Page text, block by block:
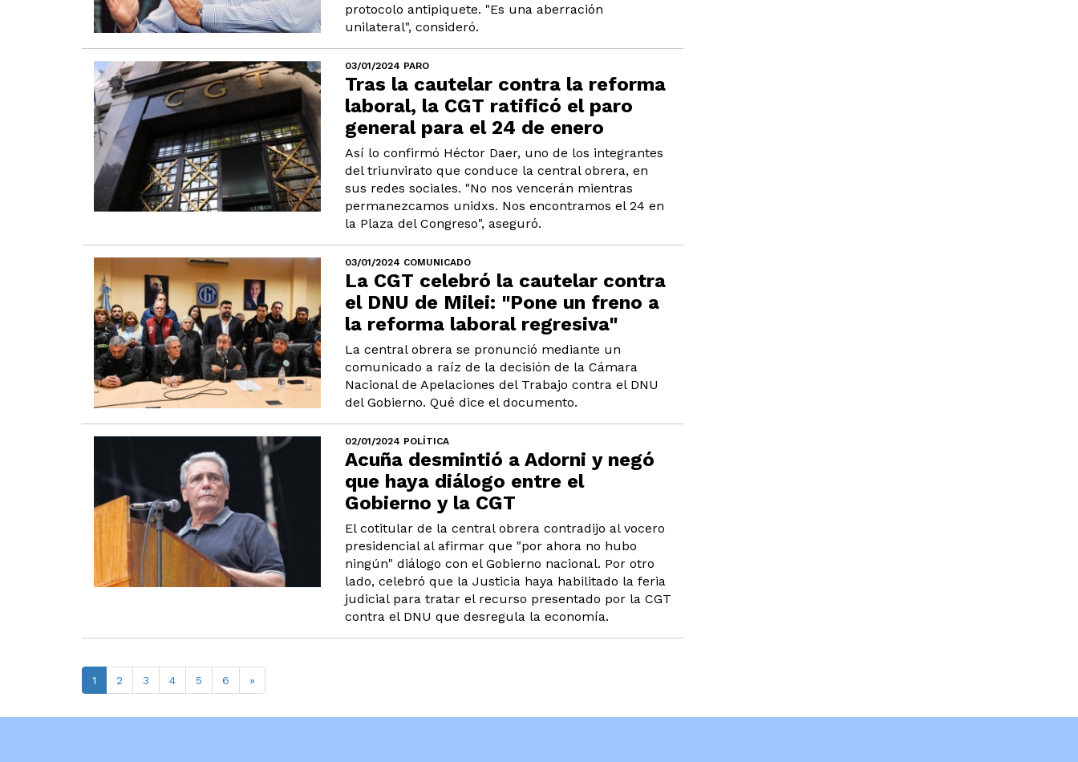
protocolo antipiquete. "Es una aberración
unilateral", consideró.
03/01/2024 PARO
Tras la cautelar contra la reforma
laboral, la CGT ratificó el paro
general para el 24 de enero
Así lo confirmó Héctor Daer, uno de los integrantes
del triunvirato que conduce la central obrera, en
sus redes sociales. "No nos vencerán mientras
permanezcamos unidxs. Nos encontramos el 24 en
la Plaza del Congreso", aseguró.
03/01/2024 COMUNICADO
La CGT celebró la cautelar contra
el DNU de Milei: "Pone un freno a
la reforma laboral regresiva"
La central obrera se pronunció mediante un
comunicado a raíz de la decisión de la Cámara
Nacional de Apelaciones del Trabajo contra el DNU
del Gobierno. Qué dice el documento.
02/01/2024 POLÍTICA
Acuña desmintió a Adorni y negó
que haya diálogo entre el
Gobierno y la CGT
El cotitular de la central obrera contradijo al vocero
presidencial al afirmar que "por ahora no hubo
ningún" diálogo con el Gobierno nacional. Por otro
lado, celebró que la Justicia haya habilitado la feria
judicial para tratar el recurso presentado por la CGT
contra el DNU que desregula la economía.
1 2 3 4 5 6 »